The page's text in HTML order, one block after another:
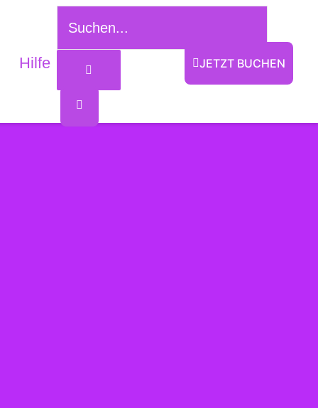
Hilfe JETZT BUCHEN